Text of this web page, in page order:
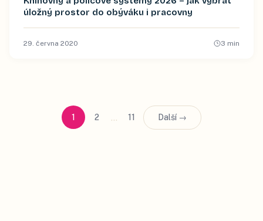
úložný prostor do obýváku i pracovny
29. června 2020 3 min
1 2 … 11 Další →